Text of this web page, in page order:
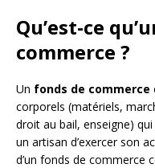
Qu’est-ce
commerce ?
Un fonds de commerce
corporels (matériels,
droit au bail, enseigne)
un artisan d’exercer son
d’un fonds de commerce